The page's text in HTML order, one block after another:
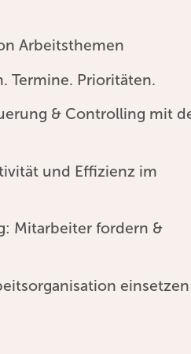
Arbeitsthemen
Termine. Prioritäten.
& Controlling mit
und Effizienz im
Mitarbeiter fordern &
einsetzen